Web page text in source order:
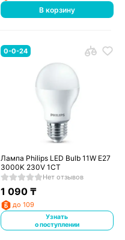
В корзину
0-0-24
Лампа Philips LED Bulb 11W E27
3000K 230V 1CT
Нет отзывов
1 090 ₸
до 109
Узнать
о поступлении